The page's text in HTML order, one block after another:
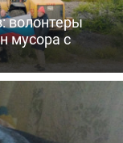
волонтеры
мусора с